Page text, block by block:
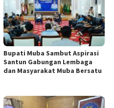
Bupati Muba Sambut Aspirasi
Santun Gabungan Lembaga
dan Masyarakat Muba Bersatu